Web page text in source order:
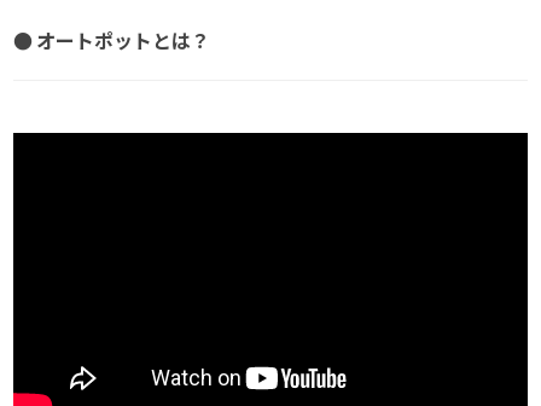
● オートポットとは？